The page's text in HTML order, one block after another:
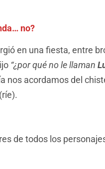
no?
en una fiesta, entre
“¿por qué no le llaman
nos acordamos del
de todos los